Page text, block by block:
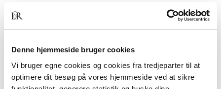
Denne hjemmeside bruger cookies
Vi bruger egne cookies og cookies fra tredjeparter til at
optimere dit besøg på vores hjemmeside ved at sikre
BESKRIVELSE YDERLIGERE INFO
Sociologi er videnskaben om samfundet og
gennem mere end et århundrede har sociologiske
begreber påvirket den måde, vi opfatter og